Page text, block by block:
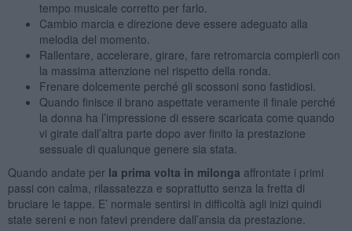
tempo musicale corretto per farlo.
Cambio marcia e direzione deve essere adeguato alla
melodia del momento.
Rallentare, accelerare, girare, fare retromarcia compierli con
la massima attenzione nel rispetto della ronda.
Frenare dolcemente perché gli scossoni sono fastidiosi.
Quando finisce il brano aspettate veramente il finale perché
la donna ha l’impressione di essere scaricata come quando
vi girate dall’altra parte dopo aver finito la prestazione
sessuale di qualunque genere sia stata.
Quando andate per la prima volta in milonga affrontate i primi
passi con calma, rilassatezza e soprattutto senza la fretta di
bruciare le tappe. E’ normale sentirsi in difficoltà agli inizi quindi
state sereni e non fatevi prendere dall’ansia da prestazione.